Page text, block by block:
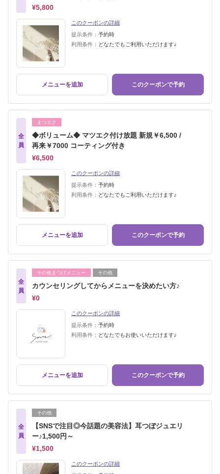
¥5,800
このクーポンの詳細
提示条件： 予約時
利用条件： どなたでもご利用いただけます♪
メニューを追加 このクーポンで予約
全
員
まつエク
◆ボリューム◆ マツエク付け放題 新規￥6,500 /
再来￥7000 コーティング付き
¥6,500
このクーポンの詳細
提示条件： 予約時
利用条件： どなたでもご利用いただけます♪
メニューを追加 このクーポンで予約
全
員
その他まつげメニュー その他
カウンセリングしてからメニューを決めたい方♪
¥0
このクーポンの詳細
提示条件： 予約時
利用条件： どなたでもお使いいただけます♪
メニューを追加 このクーポンで予約
全
員
その他
【SNSで注目◎今話題の美容法】耳つぼジュエリ
ー♪1,500円～
¥1,500
このクーポンの詳細